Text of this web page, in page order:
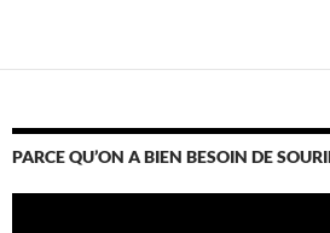
PARCE QU’ON A BIEN BESOIN DE